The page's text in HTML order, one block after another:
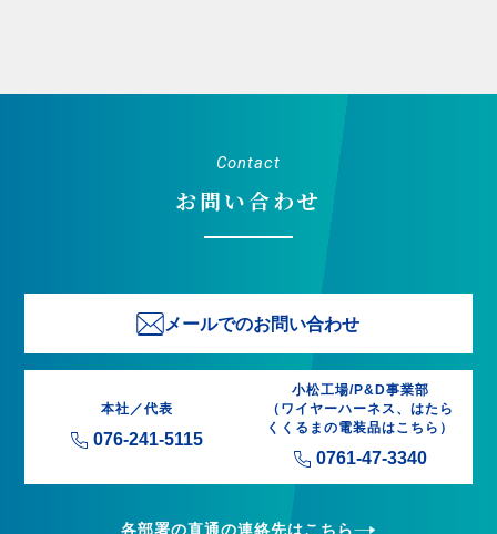
Contact
お問い合わせ
メールでのお問い合わせ
本社／代表
076-241-5115
小松工場/P&D事業部
（ワイヤーハーネス、はたら
くくるまの電装品はこちら）
0761-47-3340
各部署の直通の連絡先はこちら